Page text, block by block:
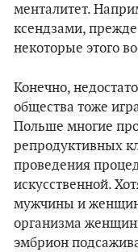
менталитет.
ксендзами,
некоторые этого
Конечно,
общества тоже
Польше многие
репродуктивных
проведения
искусственной.
мужчины и
организма
эмбрион